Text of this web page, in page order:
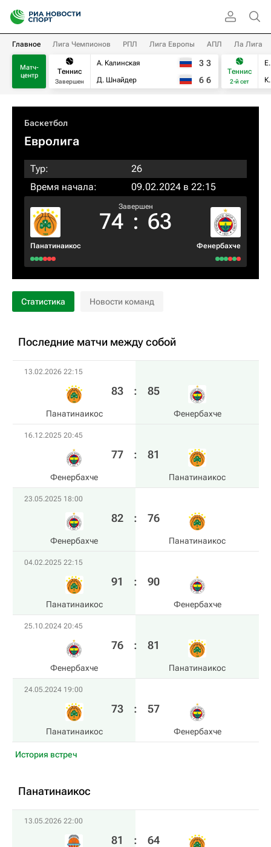
Главное Лига Чемпионов РПЛ Лига Европы АПЛ Ла Лига
Матч-
центр
Теннис
Завершен
А. Калинская
Д. Шнайдер
3 3
6 6
Теннис
2-й сет
Баскетбол
Евролига
Тур:
26
Время начала:
09.02.2024 в 22:15
Панатинаикос
Завершен
74 : 63
Фенербахче
Статистика Новости команд
Последние матчи между собой
13.02.2026 22:15
Панатинаикос
83 : 85
Фенербахче
16.12.2025 20:45
Фенербахче
77 : 81
Панатинаикос
23.05.2025 18:00
Фенербахче
82 : 76
Панатинаикос
04.02.2025 22:15
Панатинаикос
91 : 90
Фенербахче
25.10.2024 20:45
Фенербахче
76 : 81
Панатинаикос
24.05.2024 19:00
Панатинаикос
73 : 57
Фенербахче
История встреч
Панатинаикос
13.05.2026 22:00
81 : 64